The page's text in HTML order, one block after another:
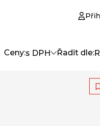
Ceny:s DPH Řadit dle: